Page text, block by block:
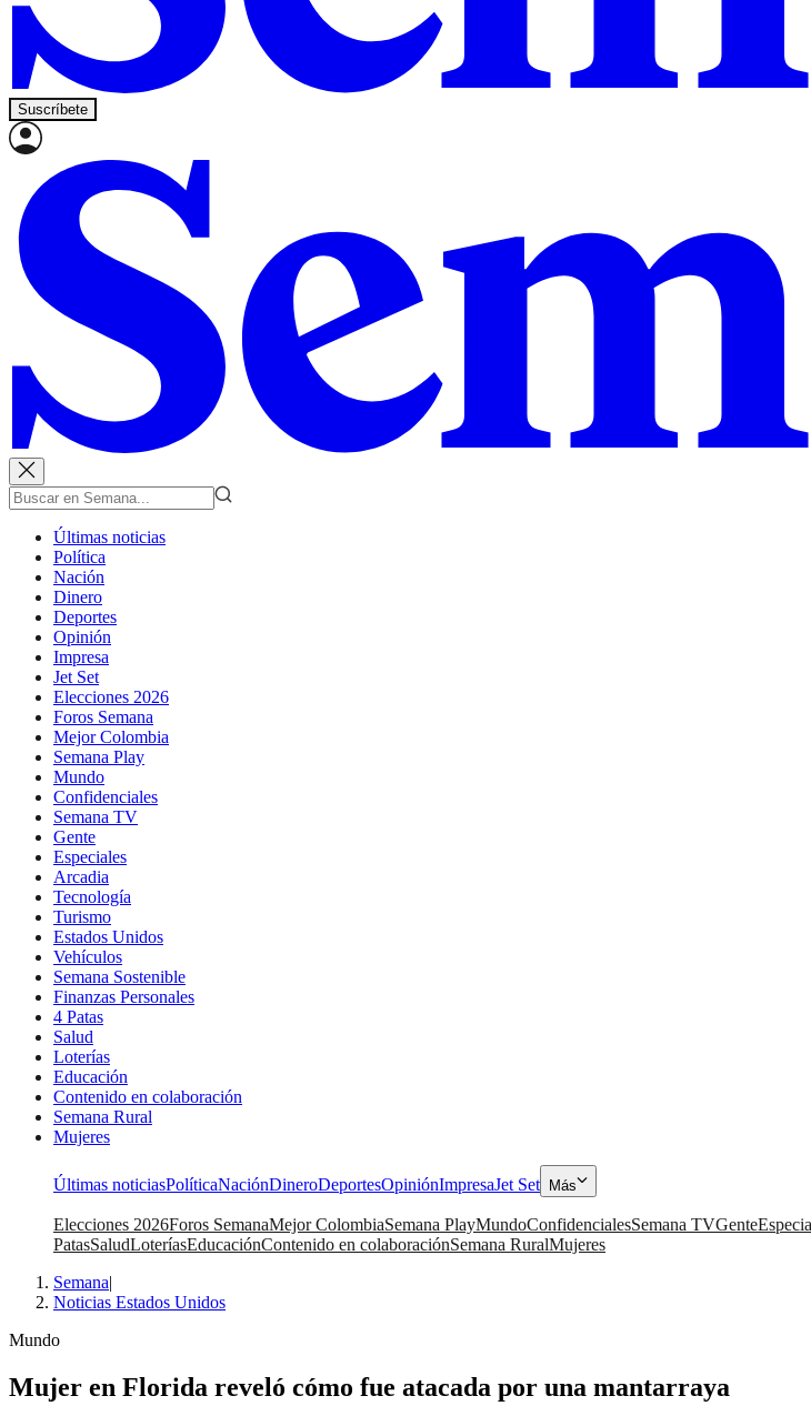
Suscríbete
Últimas noticias
Política
Nación
Dinero
Deportes
Opinión
Impresa
Jet Set
Elecciones 2026
Foros Semana
Mejor Colombia
Semana Play
Mundo
Confidenciales
Semana TV
Gente
Especiales
Arcadia
Tecnología
Turismo
Estados Unidos
Vehículos
Semana Sostenible
Finanzas Personales
4 Patas
Salud
Loterías
Educación
Contenido en colaboración
Semana Rural
Mujeres
Últimas noticiasPolíticaNaciónDineroDeportesOpiniónImpresaJet Set Más
Elecciones 2026Foros SemanaMejor ColombiaSemana PlayMundoConfidencialesSemana TVGente
PatasSaludLoteríasEducaciónContenido en colaboraciónSemana RuralMujeres
Semana|
Noticias Estados Unidos
Mundo
Mujer en Florida reveló cómo fue atacada por una mantarraya